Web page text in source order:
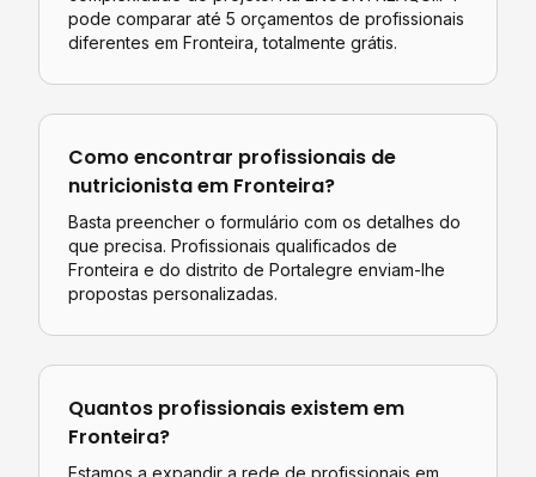
pode comparar até 5 orçamentos de profissionais
diferentes em Fronteira , totalmente grátis.
Como encontrar profissionais de
nutricionistaem Fronteira?
Basta preencher o formulário com os detalhes do
que precisa. Profissionais qualificados de
Fronteira e do distrito de Portalegre enviam-lhe
propostas personalizadas.
Quantos profissionais existem em
Fronteira?
Estamos a expandir a rede de profissionais em